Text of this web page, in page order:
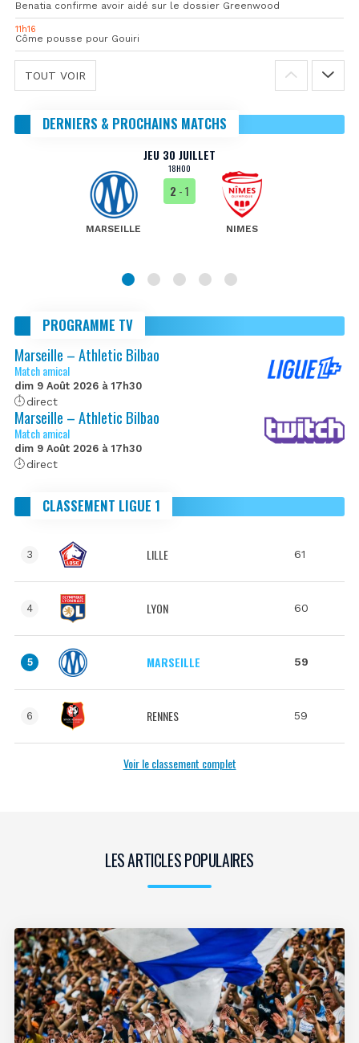
Benatia confirme avoir aidé sur le dossier Greenwood
11h16
Côme pousse pour Gouiri
TOUT VOIR
DERNIERS & PROCHAINS MATCHS
JEU 30 JUILLET
18H00
MARSEILLE
2 - 1
NIMES
PROGRAMME TV
Marseille – Athletic Bilbao
Match amical
dim 9 Août 2026 à 17h30
direct
Marseille – Athletic Bilbao
Match amical
dim 9 Août 2026 à 17h30
direct
CLASSEMENT LIGUE 1
3 LILLE 61
4 LYON 60
5 MARSEILLE 59
6 RENNES 59
Voir le classement complet
LES ARTICLES POPULAIRES